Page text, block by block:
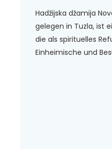
Hadžijska džamija
gelegen in Tuzla, ist
die als spirituelles
Einheimische und